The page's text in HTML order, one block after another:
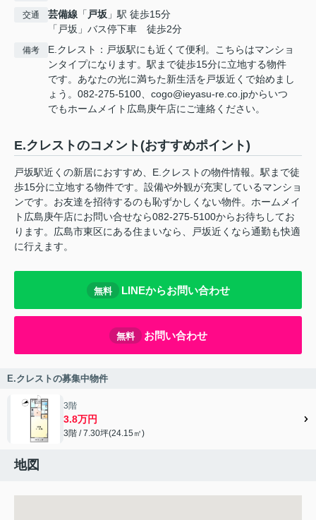
交通 芸備線 「 戸坂 」駅 徒歩15分
「戸坂」バス停下車 徒歩2分
備考
E.クレスト：戸坂駅にも近くて便利。こちらはマンショ
ンタイプになります。駅まで徒歩15分に立地する物件
です。あなたの光に満ちた新生活を戸坂近くで始めまし
ょう。082-275-5100、cogo@ieyasu-re.co.jpからいつ
でもホームメイト広島庚午店にご連絡ください。
E.クレストのコメント(おすすめポイント)
戸坂駅近くの新居におすすめ、E.クレストの物件情報。駅まで徒
歩15分に立地する物件です。設備や外観が充実しているマンショ
ンです。お友達を招待するのも恥ずかしくない物件。ホームメイ
ト広島庚午店にお問い合せなら082-275-5100からお待ちしてお
ります。広島市東区にある住まいなら、戸坂近くなら通勤も快適
に行えます。
無料 LINEからお問い合わせ
無料 お問い合わせ
E.クレストの募集中物件
3階
3.8万円
3階 / 7.30坪(24.15㎡)
地図